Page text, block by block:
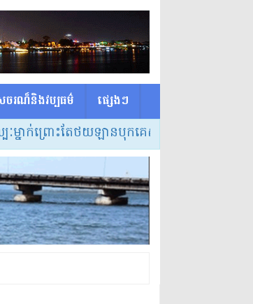
ចរណ៏និងវប្បធម៌ ផ្សេង​ៗ
រោះតែថយឡានបុកគេស្លាប់ត្រូវចោទពីបទប្រើគ្រឿង